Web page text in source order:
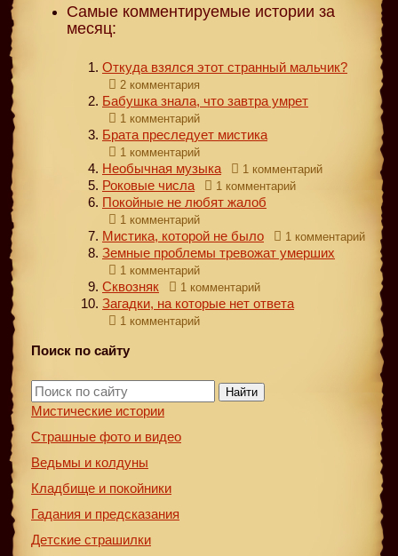
Самые комментируемые истории за
месяц:
Откуда взялся этот странный мальчик?
2 комментария
Бабушка знала, что завтра умрет
1 комментарий
Брата преследует мистика
1 комментарий
Необычная музыка 1 комментарий
Роковые числа 1 комментарий
Покойные не любят жалоб
1 комментарий
Мистика, которой не было 1 комментарий
Земные проблемы тревожат умерших
1 комментарий
Сквозняк 1 комментарий
Загадки, на которые нет ответа
1 комментарий
Поиск по сайту
Найти
Мистические истории
Страшные фото и видео
Ведьмы и колдуны
Кладбище и покойники
Гадания и предсказания
Детские страшилки